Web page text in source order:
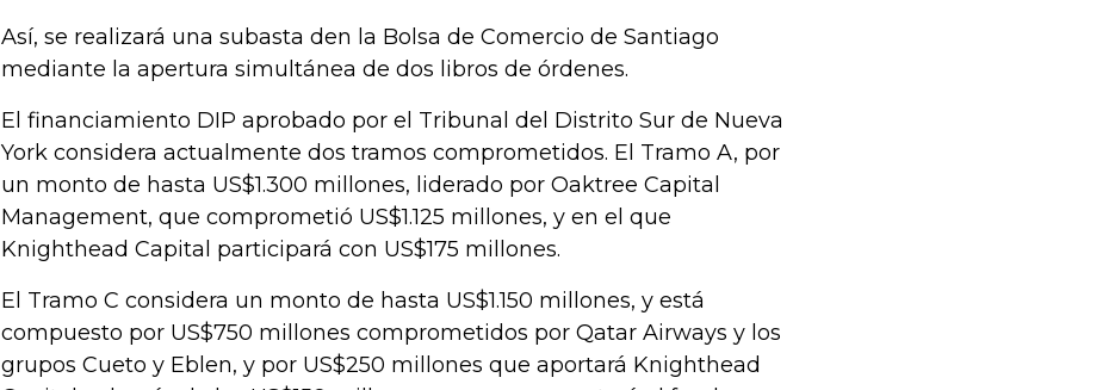
Así, se realizará una subasta den la Bolsa de Comercio de Santiago
mediante la apertura simultánea de dos libros de órdenes.
El financiamiento DIP aprobado por el Tribunal del Distrito Sur de Nueva
York considera actualmente dos tramos comprometidos. El Tramo A, por
un monto de hasta US$1.300 millones, liderado por Oaktree Capital
Management, que comprometió US$1.125 millones, y en el que
Knighthead Capital participará con US$175 millones.
El Tramo C considera un monto de hasta US$1.150 millones, y está
compuesto por US$750 millones comprometidos por Qatar Airways y los
grupos Cueto y Eblen, y por US$250 millones que aportará Knighthead